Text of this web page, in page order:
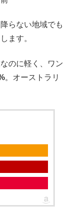
らない地域でも
ます。
のに軽く、ワン
。オーストラリ